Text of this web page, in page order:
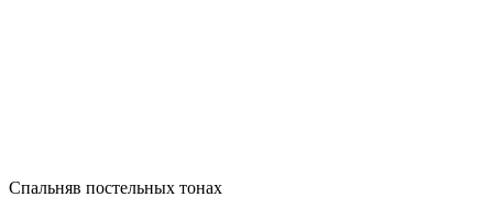
Спальняв постельных тонах